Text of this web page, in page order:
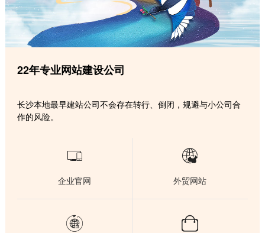
22年专业网站建设公司
长沙本地最早建站公司不会存在转行、倒闭，规避与小公司合
作的风险。

企业官网

外贸网站
 